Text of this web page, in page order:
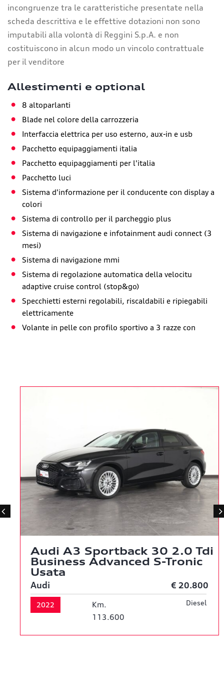
incongruenze tra le caratteristiche presentate nella
scheda descrittiva e le effettive dotazioni non sono
imputabili alla volontà di Reggini S.p.A. e non
costituiscono in alcun modo un vincolo contrattuale
per il venditore
Allestimenti e optional
8 altoparlanti
Blade nel colore della carrozzeria
Interfaccia elettrica per uso esterno, aux-in e usb
Pacchetto equipaggiamenti italia
Pacchetto equipaggiamenti per l'italia
Pacchetto luci
Sistema d'informazione per il conducente con display a
colori
Sistema di controllo per il parcheggio plus
Sistema di navigazione e infotainment audi connect (3
mesi)
Sistema di navigazione mmi
Sistema di regolazione automatica della velocitu
adaptive cruise control (stop&go)
Specchietti esterni regolabili, riscaldabili e ripiegabili
elettricamente
Volante in pelle con profilo sportivo a 3 razze con
Audi A3 Sportback 30 2.0 Tdi
Business Advanced S-Tronic
Usata
Audi € 20.800
2022
Km.
113.600
Diesel